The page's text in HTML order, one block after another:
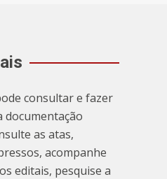
consultar e fazer
documentação
as atas,
acompanhe
editais, pesquise a